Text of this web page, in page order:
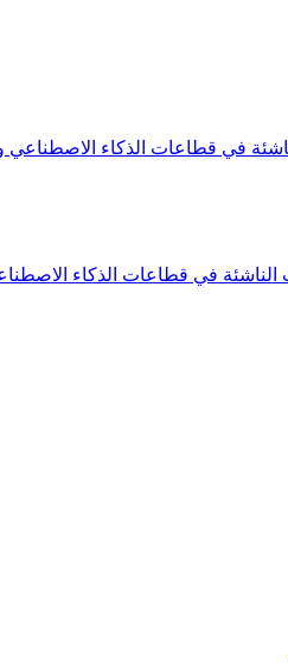
في قطاعات الذكاء الاصطناعي
في قطاعات الذكاء